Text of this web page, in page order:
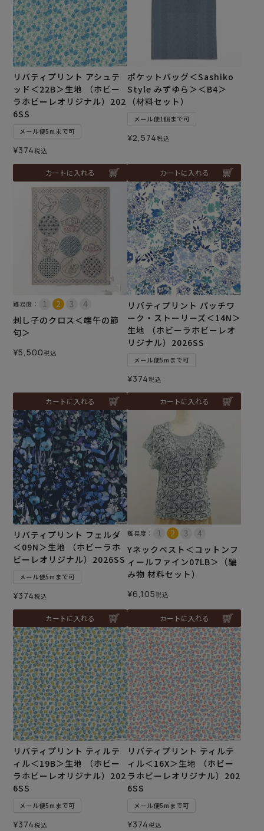
リバティプリント アシュテ
ッド＜22B＞生地 （ホビー
ラホビーレオリジナル）202
6SS
メール便5mまで可
¥374税込
カートに入れる
ポケットバッグ＜Sashiko
Style みずゆら＞＜B4＞
（材料セット）
メール便1個まで可
¥2,574税込
カートに入れる
難易度：
刺し子のクロス＜端午の節
句＞
¥5,500税込
カートに入れる
リバティプリント パッチワ
ーク・ストーリーズ＜14N＞
生地 （ホビーラホビーレオ
リジナル）2026SS
メール便5mまで可
¥374税込
カートに入れる
リバティプリント フェルダ
＜09N＞生地 （ホビーラホ
ビーレオリジナル）2026SS
メール便5mまで可
¥374税込
カートに入れる
難易度：
Yネックベスト＜コットンフ
ィールファイン07LB＞（編
み物 材料セット）
¥6,105税込
カートに入れる
リバティプリント ティルテ
ィル＜19B＞生地 （ホビー
ラホビーレオリジナル）202
6SS
メール便5mまで可
¥374税込
リバティプリント ティルテ
ィル＜16X＞生地 （ホビー
ラホビーレオリジナル）202
6SS
メール便5mまで可
¥374税込